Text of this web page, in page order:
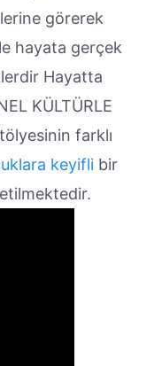
görerek
hayata gerçek
Hayatta
KÜLTÜRLE
farklı
keyifli bir